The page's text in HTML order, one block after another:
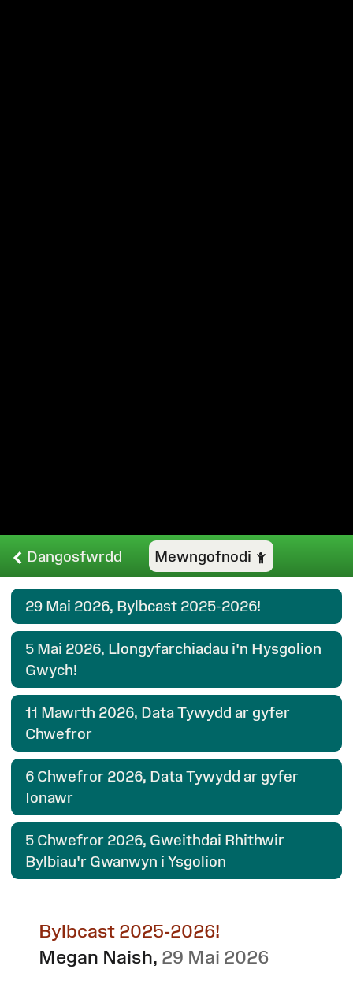
Dangosfwrdd Mewngofnodi
29 Mai 2026, Bylbcast 2025-2026!
5 Mai 2026, Llongyfarchiadau i'n Hysgolion
Gwych!
11 Mawrth 2026, Data Tywydd ar gyfer
Chwefror
6 Chwefror 2026, Data Tywydd ar gyfer
Ionawr
5 Chwefror 2026, Gweithdai Rhithwir
Bylbiau'r Gwanwyn i Ysgolion
Bylbcast 2025-2026!
Megan Naish, 29 Mai 2026